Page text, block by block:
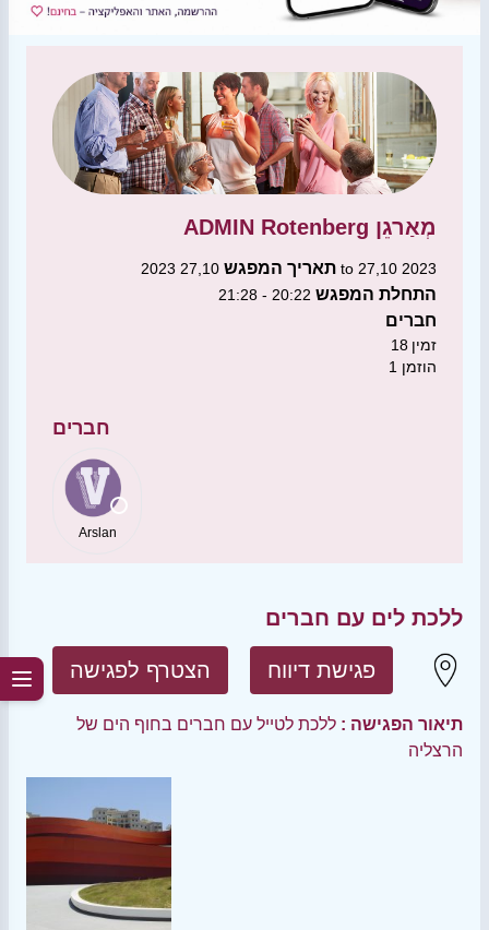
ADMIN Rotenberg מְאַרגֵן
תאריך המפגש 27,10 2023 to 27,10 2023
התחלת המפגש 20:22 - 21:28
חברים
18 זמין
1 הוזמן
חברים
Arslan
ללכת לים עם חברים
הצטרף לפגישה פגישת דיווח
תיאור הפגישה : ללכת לטייל עם חברים בחוף הים של
הרצליה